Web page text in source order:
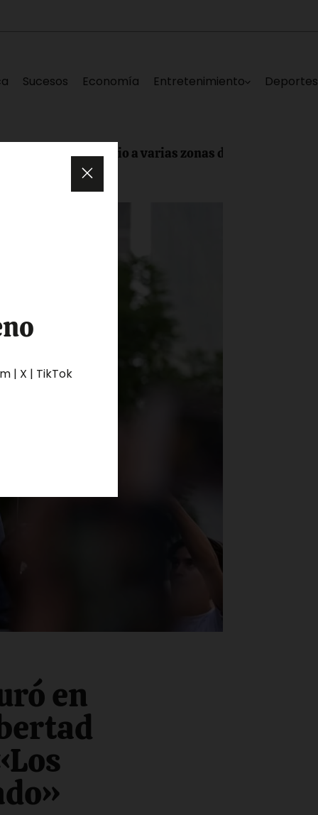
Sucesos Economía Entretenimiento Deportes
servicio a varias zonas de Los Teques este sábado
en
| X | TikTok